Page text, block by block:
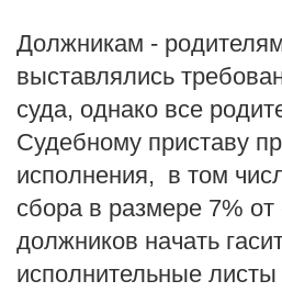
Должникам -
выставлялись
суда, однако все
Судебному приставу
исполнения, в том
сбора в размере 7%
должников начать
исполнительные